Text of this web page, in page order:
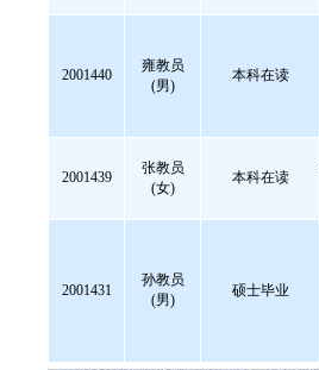
2001440
雍教员
(男)
本科在读
2001439
张教员
(女)
本科在读
2001431
孙教员
(男)
硕士毕业